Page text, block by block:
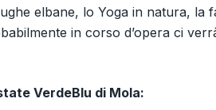
elbane, lo Yoga in natura, la
in corso d’opera ci
VerdeBlu di Mola: